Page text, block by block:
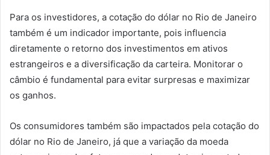
Para os investidores, a cotação do dólar no Rio de Janeiro
também é um indicador importante, pois influencia
diretamente o retorno dos investimentos em ativos
estrangeiros e a diversificação da carteira. Monitorar o
câmbio é fundamental para evitar surpresas e maximizar
os ganhos.
Os consumidores também são impactados pela cotação do
dólar no Rio de Janeiro, já que a variação da moeda